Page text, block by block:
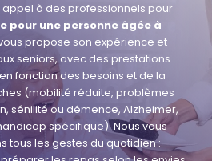
à des professionnels pour
pour une personne âgée à
propose son expérience et
seniors, avec des prestations
fonction des besoins et de la
(mobilité réduite, problèmes
sénilité ou démence, Alzheimer,
spécifique). Nous vous
tous les gestes du quotidien :